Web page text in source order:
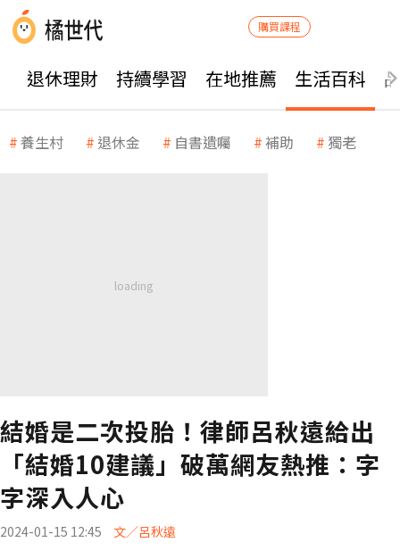
購買課程
退休理財 持續學習 在地推薦 生活百科
養生村 退休金 自書遺囑 補助 獨老
結婚是二次投胎！律師呂秋遠給出
「結婚10建議」破萬網友熱推：字
字深入人心
2024-01-15 12:45 文／呂秋遠